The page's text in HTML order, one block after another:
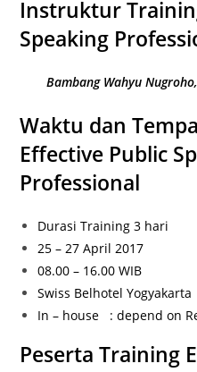
Instruktur
Speaking
Bambang Wahyu
Waktu dan
Effective Public
Professional
Durasi Training 3 hari
25 – 27 April 2017
08.00 – 16.00 WIB
Swiss Belhotel Yogyakarta
In – house : depend on
Peserta Training